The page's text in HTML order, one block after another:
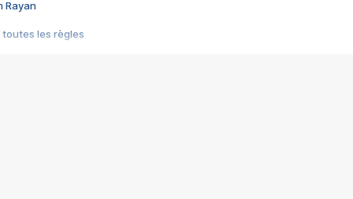
Rayan
toutes les règles